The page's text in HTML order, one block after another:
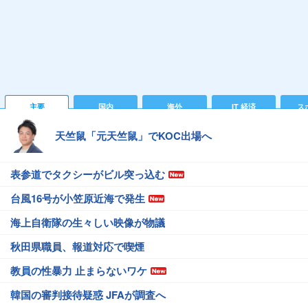
主要 国内 海外 IT 経済 ス
天竺鼠「元天竺鼠」でKOC出場へ
表参道でタクシーがビル突っ込む
台風16号が小笠原近海で発生
海上自衛隊の生々しい映像が物議
秋田県職員、報道対応で喫煙
教員の性暴力 止まらないワケ
韓国の審判接待疑惑 JFAが調査へ